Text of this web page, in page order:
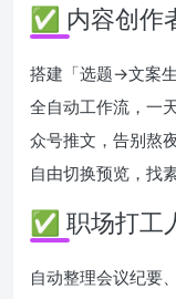
✅ 内容创作
搭建「选题→文案
全自动工作流，一
众号推文，告别熬
自由切换预览，找
✅ 职场打工
自动整理会议纪要